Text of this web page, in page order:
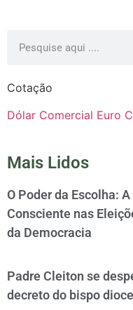
Cotação
Dólar Comercial Euro
Mais Lidos
O Poder da Escolha:
Consciente nas
da Democracia
Padre Cleiton se
decreto do bispo